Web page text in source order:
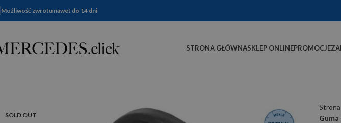
Możliwość zwrotu nawet do 14 dni
STRONA GŁÓWNASKLEP ONLINEPROMOCJE
SOLD OUT